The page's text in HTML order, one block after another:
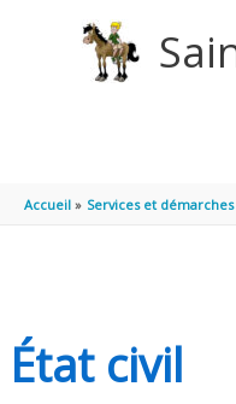
Accueil Services et démarches
État civil